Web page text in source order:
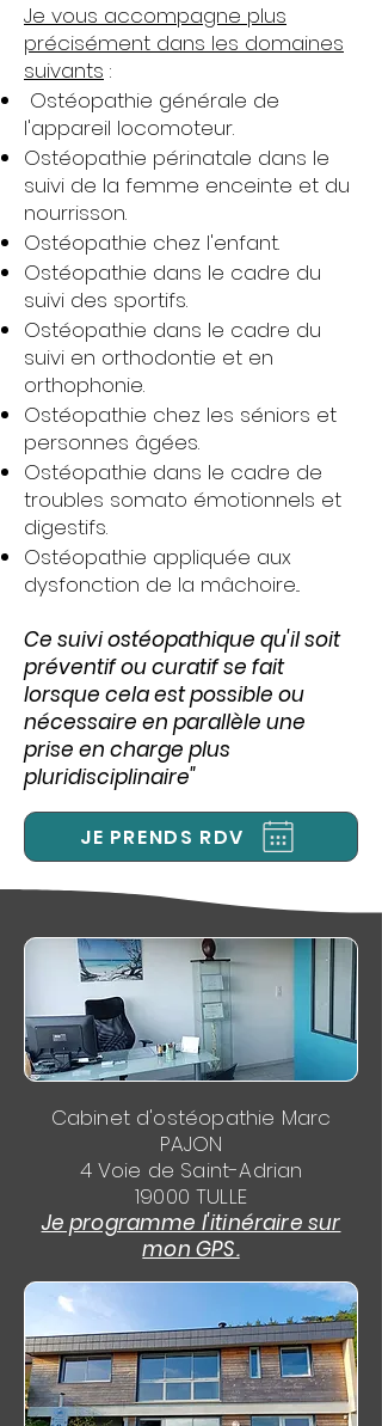
Je vous accompagne plus
précisément dans les domaines
suivants :
Ostéopathie générale de
l'appareil locomoteur.
Ostéopathie périnatale dans le
suivi de la femme enceinte et du
nourrisson.
Ostéopathie chez l'enfant.
Ostéopathie dans le cadre du
suivi des sportifs.
Ostéopathie dans le cadre du
suivi en orthodontie et en
orthophonie.
Ostéopathie chez les séniors et
personnes âgées.
Ostéopathie dans le cadre de
troubles somato émotionnels et
digestifs.
Ostéopathie appliquée aux
dysfonction de la mâchoire...
Ce suivi ostéopathique qu'il soit
préventif ou curatif se fait
lorsque cela est possible ou
nécessaire en parallèle une
prise en charge plus
pluridisciplinaire"
JE PRENDS RDV
Cabinet d'ostéopathie Marc
PAJON
4 Voie de Saint-Adrian
19000 TULLE
Je programme l'itinéraire sur
mon GPS.